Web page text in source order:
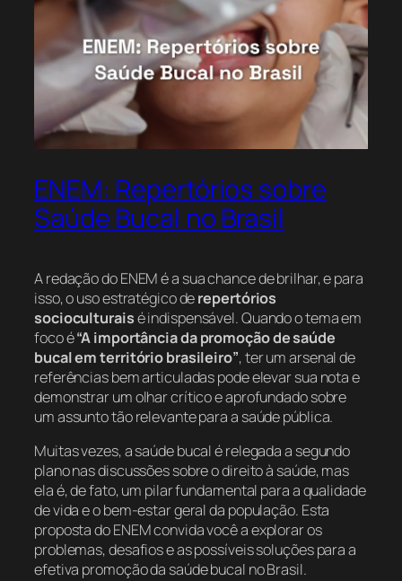
ENEM: Repertórios sobre
Saúde Bucal no Brasil
A redação do ENEM é a sua chance de brilhar, e para
isso, o uso estratégico derepertórios
socioculturaisé indispensável. Quando o tema em
foco é“A importância da promoção de saúde
bucal em território brasileiro”, ter um arsenal de
referências bem articuladas pode elevar sua nota e
demonstrar um olhar crítico e aprofundado sobre
um assunto tão relevante para a saúde pública.
Muitas vezes, a saúde bucal é relegada a segundo
plano nas discussões sobre o direito à saúde, mas
ela é, de fato, um pilar fundamental para a qualidade
de vida e o bem-estar geral da população. Esta
proposta do ENEM convida você a explorar os
problemas, desafios e as possíveis soluções para a
efetiva promoção da saúde bucal no Brasil.